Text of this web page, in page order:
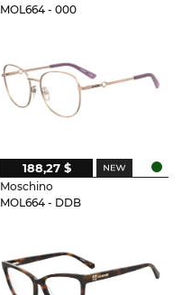
MOL664 - 000
Moschino
MOL664 - DDB
188,27 $